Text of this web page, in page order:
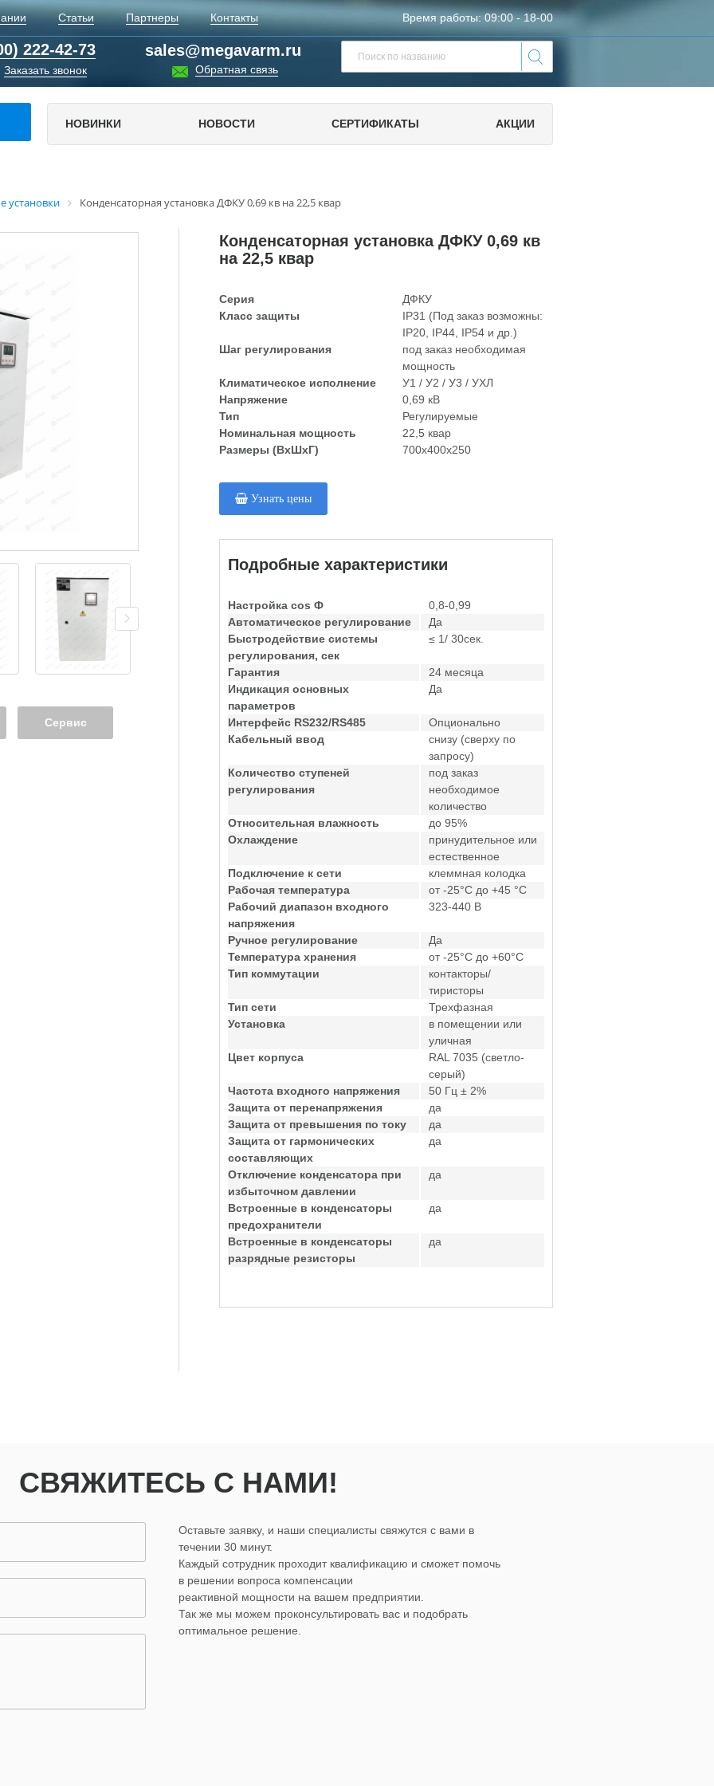
Статьи Партнеры Контакты Время работы: 09:00 - 18-00
222-42-73
Заказать звонок
sales@megavarm.ru
Обратная связь
НОВИНКИ НОВОСТИ СЕРТИФИКАТЫ АКЦИИ
установки Конденсаторная установка ДФКУ 0,69 кв на 22,5 квар
Сервис
Конденсаторная установка ДФКУ 0,69 кв
на 22,5 квар
Серия
ДФКУ
Класс защиты
IP31 (Под заказ возможны:
IP20, IP44, IP54 и др.)
Шаг регулирования
под заказ необходимая
мощность
Климатическое исполнение
У1 / У2 / У3 / УХЛ
Напряжение
0,69 кВ
Тип
Регулируемые
Номинальная мощность
22,5 квар
Размеры (ВхШхГ)
700х400х250
Узнать цены
Подробные характеристики
Настройка cos Ф
0,8-0,99
Автоматическое регулирование
Да
Быстродействие системы
регулирования, сек
≤ 1/ 30сек.
Гарантия
24 месяца
Индикация основных
параметров
Да
Интерфейс RS232/RS485
Опционально
Кабельный ввод
снизу (сверху по
запросу)
Количество ступеней
регулирования
под заказ
необходимое
количество
Относительная влажность
до 95%
Охлаждение
принудительное или
естественное
Подключение к сети
клеммная колодка
Рабочая температура
от -25°C до +45 °C
Рабочий диапазон входного
напряжения
323-440 В
Ручное регулирование
Да
Температура хранения
от -25°C до +60°C
Тип коммутации
контакторы/
тиристоры
Тип сети
Трехфазная
Установка
в помещении или
уличная
Цвет корпуса
RAL 7035 (светло-
серый)
Частота входного напряжения
50 Гц ± 2%
Защита от перенапряжения
да
Защита от превышения по току
да
Защита от гармонических
составляющих
да
Отключение конденсатора при
избыточном давлении
да
Встроенные в конденсаторы
предохранители
да
Встроенные в конденсаторы
разрядные резисторы
да
СВЯЖИТЕСЬ С НАМИ!
Оставьте заявку, и наши специалисты свяжутся с вами в
течении 30 минут.
Каждый сотрудник проходит квалификацию и сможет помочь
в решении вопроса компенсации
реактивной мощности на вашем предприятии.
Так же мы можем проконсультировать вас и подобрать
оптимальное решение.